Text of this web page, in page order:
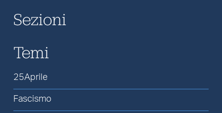
Sezioni
Temi
25Aprile
Fascismo